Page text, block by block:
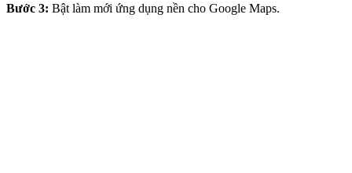
Bước 3: Bật làm mới ứng dụng nền cho Google Maps.